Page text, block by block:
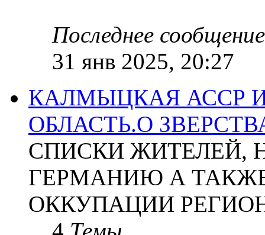
Последнее сообщение
31 янв 2025, 20:27
КАЛМЫЦКАЯ АССР
ОБЛАСТЬ.О
СПИСКИ ЖИТЕЛЕЙ,
ГЕРМАНИЮ А
ОККУПАЦИИ